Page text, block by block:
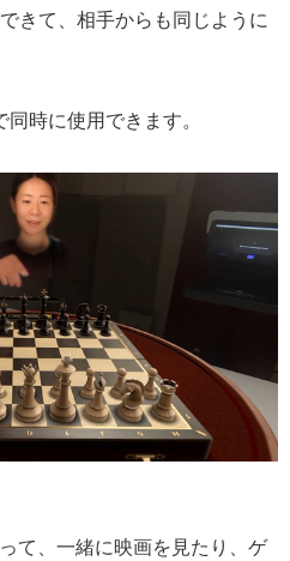
きて、相手からも同じように
同時に使用できます。
って、一緒に映画を見たり、ゲ